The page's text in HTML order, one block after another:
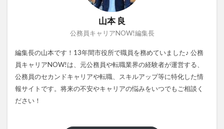
山本 良
公務員キャリアNOW!編集長
編集長の山本です！13年間市役所で職員を務めていました♪ 公務
員キャリアNOW!は、元公務員や転職業界の経験者が運営する、
公務員のセカンドキャリアや転職、スキルアップ等に特化した情
報サイトです。将来の不安やキャリアの悩みをいつでもご相談く
ださい！